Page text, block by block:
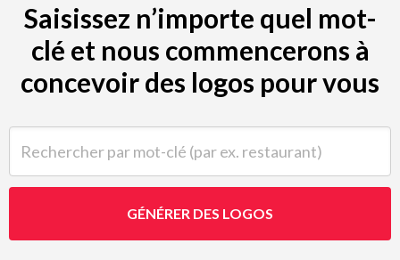
Saisissez n’importe quel mot-
clé et nous commencerons à
concevoir des logos pour vous
GÉNÉRER DES LOGOS